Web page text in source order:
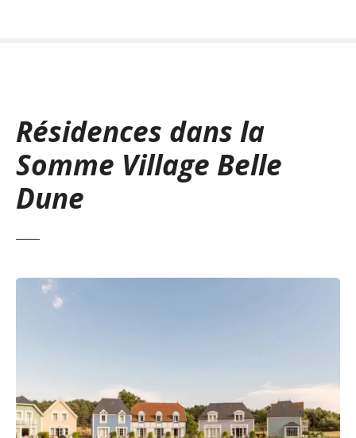
Résidences dans la
Somme Village Belle
Dune